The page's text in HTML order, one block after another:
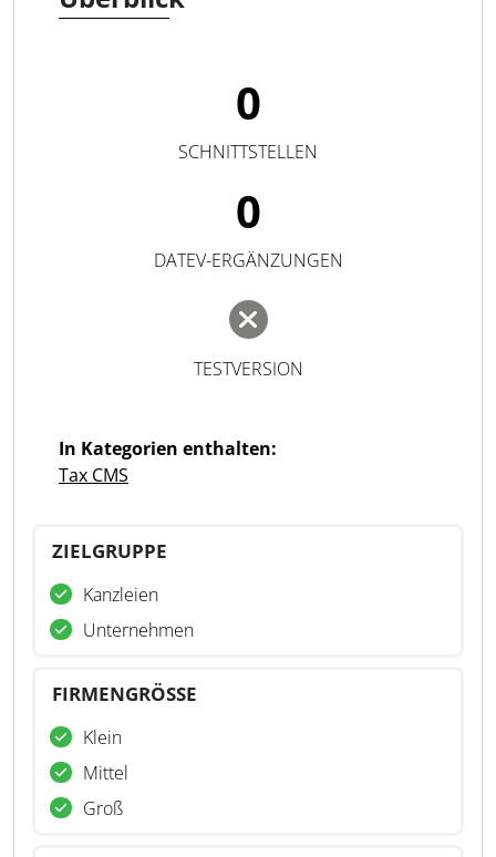
0
SCHNITTSTELLEN
0
DATEV-ERGÄNZUNGEN
TESTVERSION
In Kategorien enthalten:
Tax CMS
ZIELGRUPPE
Kanzleien
Unternehmen
FIRMENGRÖSSE
Klein
Mittel
Groß